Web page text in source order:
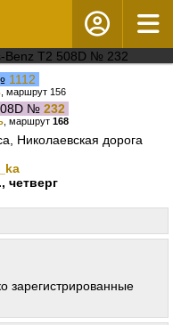
1112
, маршрут 156
№ 232
, маршрут 168
Николаевская дорога
четверг
зарегистрированные